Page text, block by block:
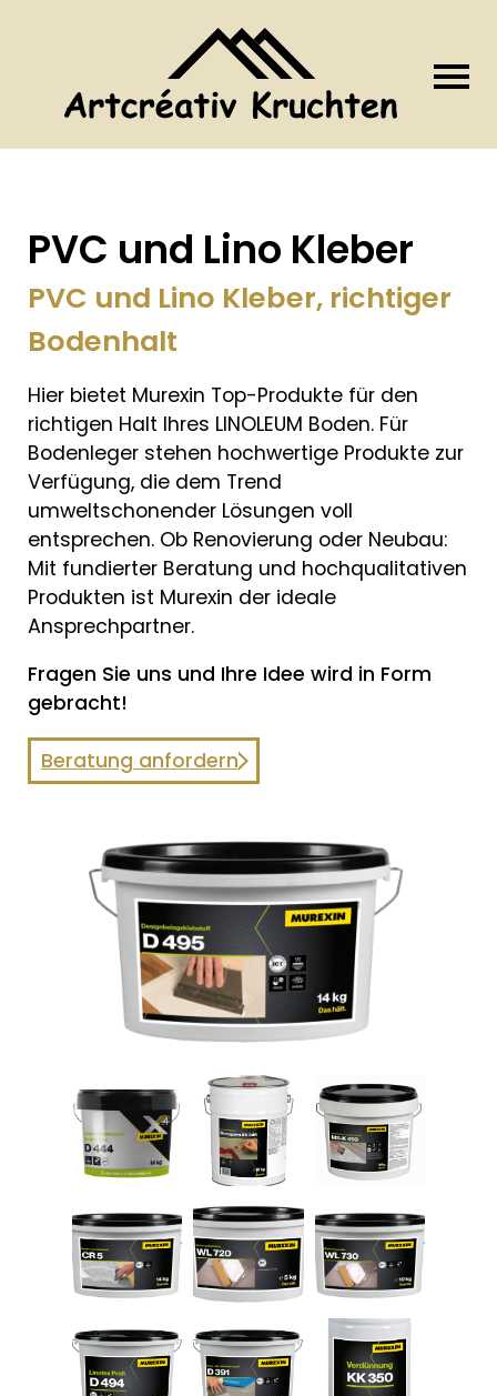
PVC und Lino Kleber
PVC und Lino Kleber, richtiger
Bodenhalt
Hier bietet Murexin Top-Produkte für den
richtigen Halt Ihres LINOLEUM Boden. Für
Bodenleger stehen hochwertige Produkte zur
Verfügung, die dem Trend
umweltschonender Lösungen voll
entsprechen. Ob Renovierung oder Neubau:
Mit fundierter Beratung und hochqualitativen
Produkten ist Murexin der ideale
Ansprechpartner.
Fragen Sie uns und Ihre Idee wird in Form
gebracht!
Beratung anfordern